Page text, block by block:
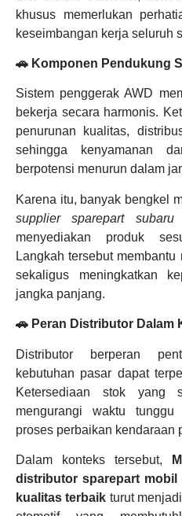
khusus memerlukan
keseimbangan kerja seluruh
🚗 Komponen Pendukung
Sistem penggerak AWD
bekerja secara harmonis.
penurunan kualitas,
sehingga kenyamanan
berpotensi menurun dalam
Karena itu, banyak bengkel
supplier sparepart subaru
menyediakan produk
Langkah tersebut
sekaligus meningkatkan
jangka panjang.
🚗 Peran Distributor Dalam
Distributor berperan
kebutuhan pasar dapat
Ketersediaan stok yang
mengurangi waktu
proses perbaikan kendaraan
Dalam konteks tersebut,
distributor sparepart mobil
kualitas terbaik turut